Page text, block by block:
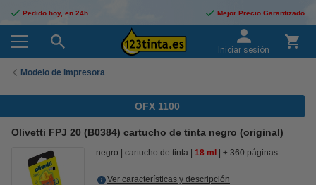
Pedido hoy, en 24h Mejor Precio Garantizado
Iniciar sesión
Modelo de impresora
OFX 1100
Olivetti FPJ 20 (B0384) cartucho de tinta negro (original)
negro cartucho de tinta 18 ml ± 360 páginas
Ver características y descripción